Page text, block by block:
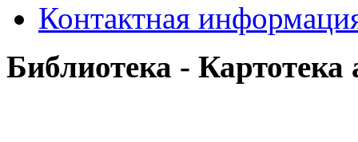
Контактная
Библиотека - Картотека